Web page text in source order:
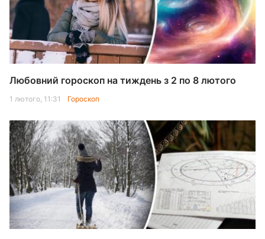
Любовний гороскоп на тиждень з 2 по 8 лютого
1 лютого, 11:31 Гороскоп